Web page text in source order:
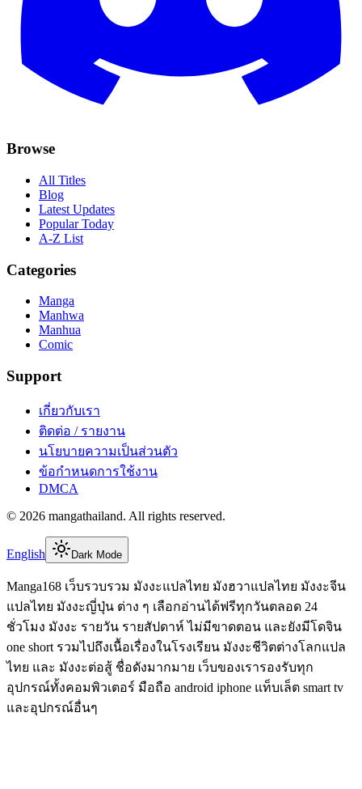
Browse
All Titles
Blog
Latest Updates
Popular Today
A-Z List
Categories
Manga
Manhwa
Manhua
Comic
Support
เกี่ยวกับเรา
ติดต่อ / รายงาน
นโยบายความเป็นส่วนตัว
ข้อกำหนดการใช้งาน
DMCA
© 2026 mangathailand. All rights reserved.
English Dark Mode
Manga168 เว็บรวบรวม มังงะแปลไทย มังฮวาแปลไทย มังงะจีน
แปลไทย มังงะญี่ปุ่น ต่าง ๆ เลือกอ่านได้ฟรีทุกวันตลอด 24
ชั่วโมง มังงะ รายวัน รายสัปดาห์ ไม่มีขาดตอน และยังมีโดจิน
one short รวมไปถึงเนื้อเรื่องในโรงเรียน มังงะชีวิตต่างโลกแปล
ไทย และ มังงะต่อสู้ ชื่อดังมากมาย เว็บของเรารองรับทุก
อุปกรณ์ทั้งคอมพิวเตอร์ มือถือ android iphone แท็บเล็ต smart tv
และอุปกรณ์อื่นๆ